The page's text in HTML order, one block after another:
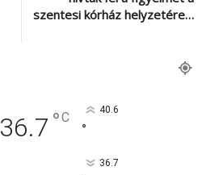
szentesi kórház helyzetére…
36.7 °C 40.6
°
36.7